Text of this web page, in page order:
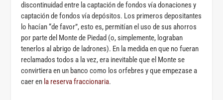
discontinuidad entre la captación de fondos vía donaciones y
captación de fondos vía depósitos. Los primeros depositantes
lo hacían “de favor”, esto es, permitían el uso de sus ahorros
por parte del Monte de Piedad (o, simplemente, lograban
tenerlos al abrigo de ladrones). En la medida en que no fueran
reclamados todos a la vez, era inevitable que el Monte se
convirtiera en un banco como los orfebres y que empezase a
caer en la reserva fraccionaria.